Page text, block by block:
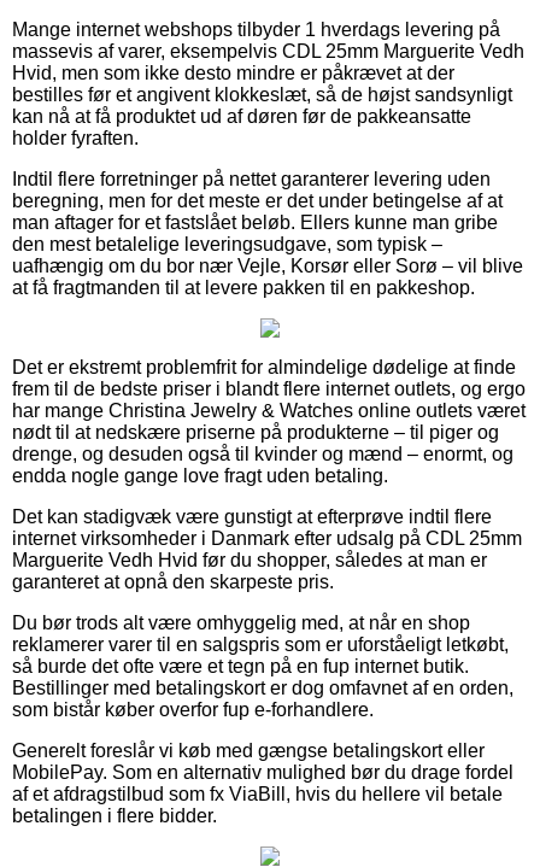
Mange internet webshops tilbyder 1 hverdags levering på
massevis af varer, eksempelvis CDL 25mm Marguerite Vedh
Hvid, men som ikke desto mindre er påkrævet at der
bestilles før et angivent klokkeslæt, så de højst sandsynligt
kan nå at få produktet ud af døren før de pakkeansatte
holder fyraften.
Indtil flere forretninger på nettet garanterer levering uden
beregning, men for det meste er det under betingelse af at
man aftager for et fastslået beløb. Ellers kunne man gribe
den mest betalelige leveringsudgave, som typisk –
uafhængig om du bor nær Vejle, Korsør eller Sorø – vil blive
at få fragtmanden til at levere pakken til en pakkeshop.
Det er ekstremt problemfrit for almindelige dødelige at finde
frem til de bedste priser i blandt flere internet outlets, og ergo
har mange Christina Jewelry & Watches online outlets været
nødt til at nedskære priserne på produkterne – til piger og
drenge, og desuden også til kvinder og mænd – enormt, og
endda nogle gange love fragt uden betaling.
Det kan stadigvæk være gunstigt at efterprøve indtil flere
internet virksomheder i Danmark efter udsalg på CDL 25mm
Marguerite Vedh Hvid før du shopper, således at man er
garanteret at opnå den skarpeste pris.
Du bør trods alt være omhyggelig med, at når en shop
reklamerer varer til en salgspris som er uforståeligt letkøbt,
så burde det ofte være et tegn på en fup internet butik.
Bestillinger med betalingskort er dog omfavnet af en orden,
som bistår køber overfor fup e-forhandlere.
Generelt foreslår vi køb med gængse betalingskort eller
MobilePay. Som en alternativ mulighed bør du drage fordel
af et afdragstilbud som fx ViaBill, hvis du hellere vil betale
betalingen i flere bidder.